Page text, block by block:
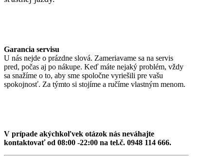
Garancia servisu
U nás nejde o prázdne slová. Zameriavame sa na servis
pred, počas aj po nákupe. Keď máte nejaký problém, vždy
sa snažíme o to, aby sme spoločne vyriešili pre vašu
spokojnosť. Za týmto si stojíme a ručíme vlastným menom.
V prípade akýchkoľvek otázok nás neváhajte
kontaktovať od 08:00 -22:00 na tel.č. 0948 114 666.